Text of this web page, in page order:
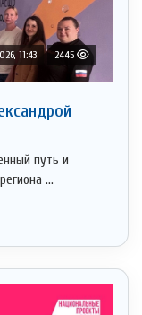
11:43 2445
путь и
...